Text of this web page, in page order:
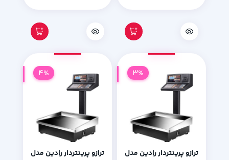
ترازو پرینتردار رادین مدل
3%
ترازو پرینتردار رادین مدل
4%